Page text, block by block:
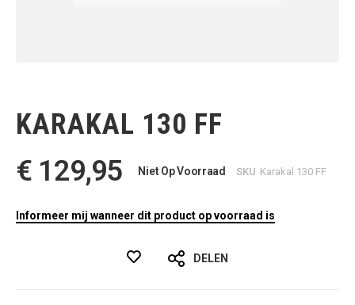
begin
van
afbeeldingen-
gallerij
KARAKAL 130 FF
€ 129,95
Niet Op Voorraad SKU Karakal 130 FF
Informeer mij wanneer dit product op voorraad is
DELEN